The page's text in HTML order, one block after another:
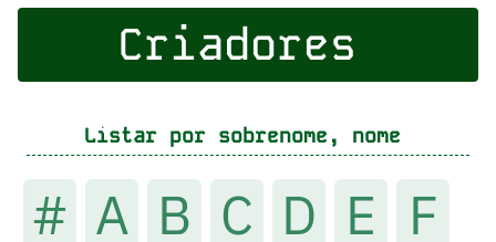
Criadores
Listar por sobrenome, nome
# A B C D E F